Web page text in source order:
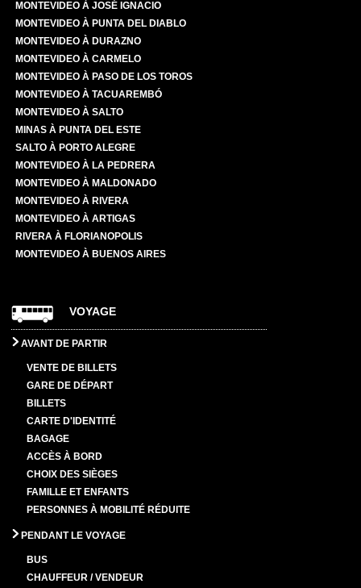
MONTEVIDEO À JOSÉ IGNACIO
MONTEVIDEO À PUNTA DEL DIABLO
MONTEVIDEO À DURAZNO
MONTEVIDEO À CARMELO
MONTEVIDEO À PASO DE LOS TOROS
MONTEVIDEO À TACUAREMBÓ
MONTEVIDEO À SALTO
MINAS À PUNTA DEL ESTE
SALTO À PORTO ALEGRE
MONTEVIDEO À LA PEDRERA
MONTEVIDEO À MALDONADO
MONTEVIDEO À RIVERA
MONTEVIDEO À ARTIGAS
RIVERA À FLORIANOPOLIS
MONTEVIDEO À BUENOS AIRES
VOYAGE
AVANT DE PARTIR
VENTE DE BILLETS
GARE DE DÉPART
BILLETS
CARTE D'IDENTITÉ
BAGAGE
ACCÈS À BORD
CHOIX DES SIÈGES
FAMILLE ET ENFANTS
PERSONNES À MOBILITÉ RÉDUITE
PENDANT LE VOYAGE
BUS
CHAUFFEUR / VENDEUR